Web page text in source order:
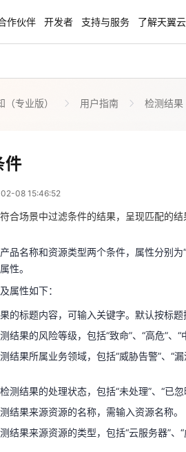
NEW 聚力AI赋
海，通达全球！
“一云多芯
国产操作系
，2核4G只要1.8折起！
HOT 天翼云用
作伙伴 开发者 支持与服务 了解天翼云
（专业版） 用户指南 检测结果
件
08 15:46:52
品名称和资源类型两个条件，属性分别
性。
的标题内容，可输入关键字。默认按标
测结果的处理状态，包括“未处理”、“已忽
结果来源资源的名称，需输入资源名称。
结果来源资源的类型，包括“云服务器”、“
结果来源产品所属公司，需输入公司名全
结果来源安全产品，需输入产品名全称。
合场景中过滤条件的结果，呈现匹配的结
品名称和资源类型两个条件，属性分别为
性。
属性如下：
的标题内容，可输入关键字。默认按标题
结果的风险等级，包括“致命”、“高危”、“
结果所属业务领域，包括“威胁告警”、“漏
测结果的处理状态，包括“未处理”、“已忽
结果来源资源的名称，需输入资源名称。
结果来源资源的类型，包括“云服务器”、